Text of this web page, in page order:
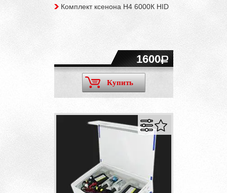
Комплект ксенона H4 6000К HID
1600
Купить